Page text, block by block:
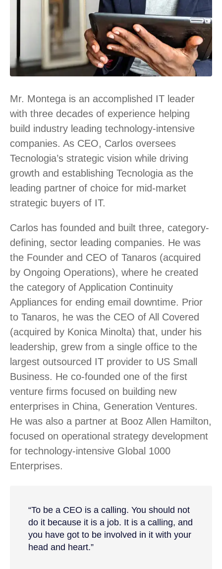
Mr. Montega is an accomplished IT leader
with three decades of experience helping
build industry leading technology-intensive
companies. As CEO, Carlos oversees
Tecnologia’s strategic vision while driving
growth and establishing Tecnologia as the
leading partner of choice for mid-market
strategic buyers of IT.
Carlos has founded and built three, category-
defining, sector leading companies. He was
the Founder and CEO of Tanaros (acquired
by Ongoing Operations), where he created
the category of Application Continuity
Appliances for ending email downtime. Prior
to Tanaros, he was the CEO of All Covered
(acquired by Konica Minolta) that, under his
leadership, grew from a single office to the
largest outsourced IT provider to US Small
Business. He co-founded one of the first
venture firms focused on building new
enterprises in China, Generation Ventures.
He was also a partner at Booz Allen Hamilton,
focused on operational strategy development
for technology-intensive Global 1000
Enterprises.
“To be a CEO is a calling. You should not
do it because it is a job. It is a calling, and
you have got to be involved in it with your
head and heart.”